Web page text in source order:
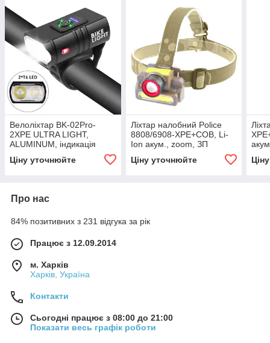
Велоліхтар BK-02Pro-
2XPE ULTRA LIGHT,
ALUMINUM, індикація
акумулятор, ЗУ microUSB
Ціну уточнюйте
Ліхтар налобний Police
8808/6908-XPE+COB, Li-
Ion акум., zoom, ЗП
Ціну уточнюйте
Box
Про нас
84% позитивних з 231 відгука за рік
Працює з 12.09.2014
м. Харків
Харків, Україна
Контакти
Сьогодні працює з 08:00 до 21:00
Показати весь графік роботи